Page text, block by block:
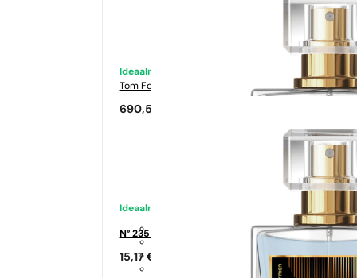
Ideaalne sobivus
Tom Ford
690,50
Ideaalne sobivus
N° 235 - 35%
15,17 €